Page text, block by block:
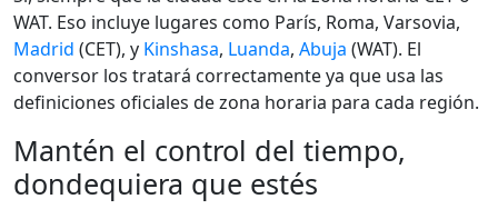
WAT. Eso incluye lugares como París, Roma, Varsovia,
Madrid (CET), y Kinshasa, Luanda, Abuja (WAT). El
conversor los tratará correctamente ya que usa las
definiciones oficiales de zona horaria para cada región.
Mantén el control del tiempo,
dondequiera que estés